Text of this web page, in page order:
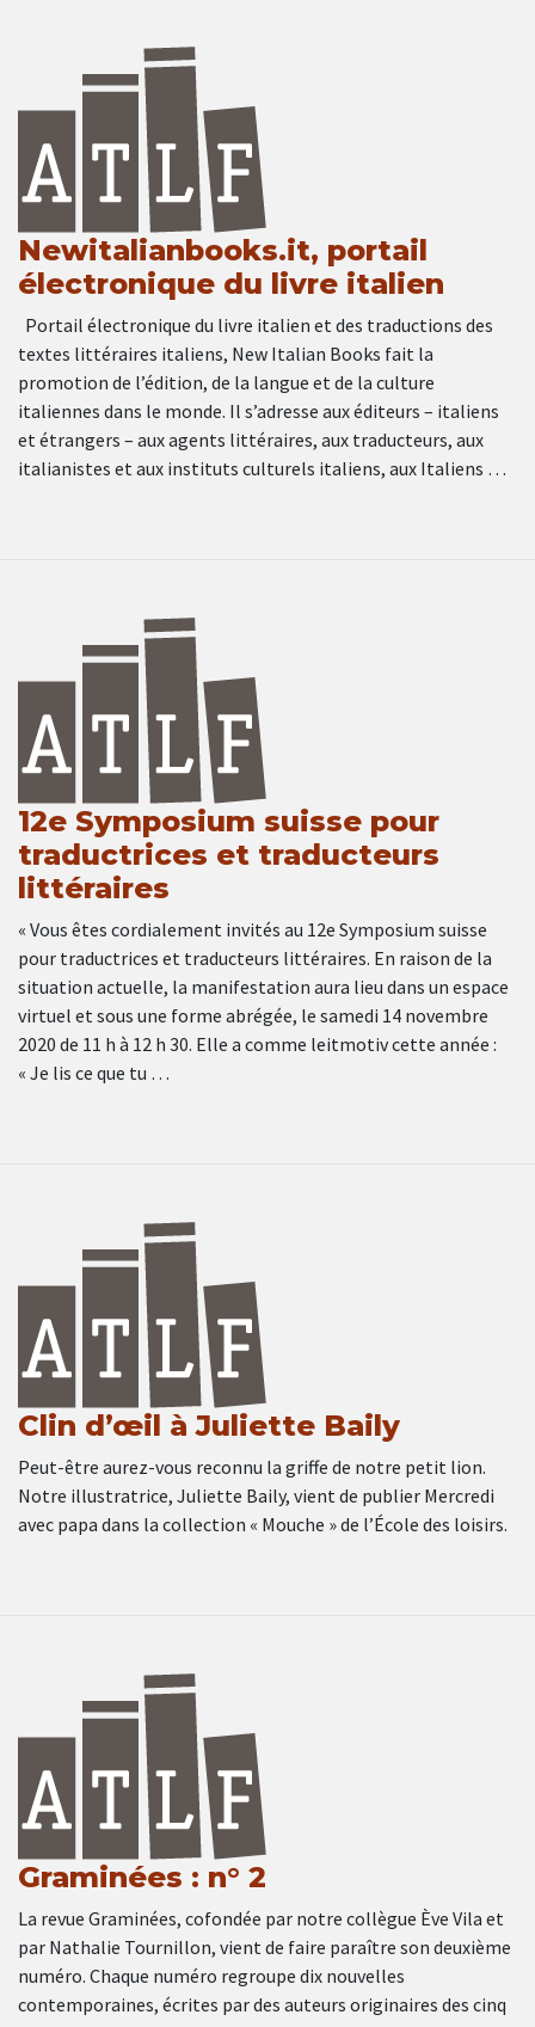
Newitalianbooks.it, portail
électronique du livre italien
Portail électronique du livre italien et des traductions des
textes littéraires italiens, New Italian Books fait la
promotion de l’édition, de la langue et de la culture
italiennes dans le monde. Il s’adresse aux éditeurs – italiens
et étrangers – aux agents littéraires, aux traducteurs, aux
italianistes et aux instituts culturels italiens, aux Italiens …
12e Symposium suisse pour
traductrices et traducteurs
littéraires
« Vous êtes cordialement invités au 12e Symposium suisse
pour traductrices et traducteurs littéraires. En raison de la
situation actuelle, la manifestation aura lieu dans un espace
virtuel et sous une forme abrégée, le samedi 14 novembre
2020 de 11 h à 12 h 30. Elle a comme leitmotiv cette année :
« Je lis ce que tu …
Clin d’œil à Juliette Baily
Peut-être aurez-vous reconnu la griffe de notre petit lion.
Notre illustratrice, Juliette Baily, vient de publier Mercredi
avec papa dans la collection « Mouche » de l’École des loisirs.
Graminées : n° 2
La revue Graminées, cofondée par notre collègue Ève Vila et
par Nathalie Tournillon, vient de faire paraître son deuxième
numéro. Chaque numéro regroupe dix nouvelles
contemporaines, écrites par des auteurs originaires des cinq